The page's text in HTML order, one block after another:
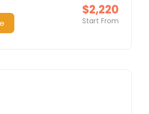
$2,220
Start From